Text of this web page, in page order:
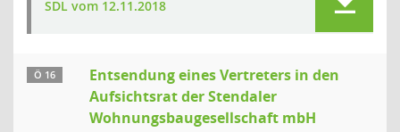
SDL vom 12.11.2018
Ö 16
Entsendung eines Vertreters in den
Aufsichtsrat der Stendaler
Wohnungsbaugesellschaft mbH